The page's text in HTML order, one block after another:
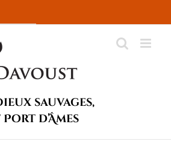
sauvages,
d’Âmes